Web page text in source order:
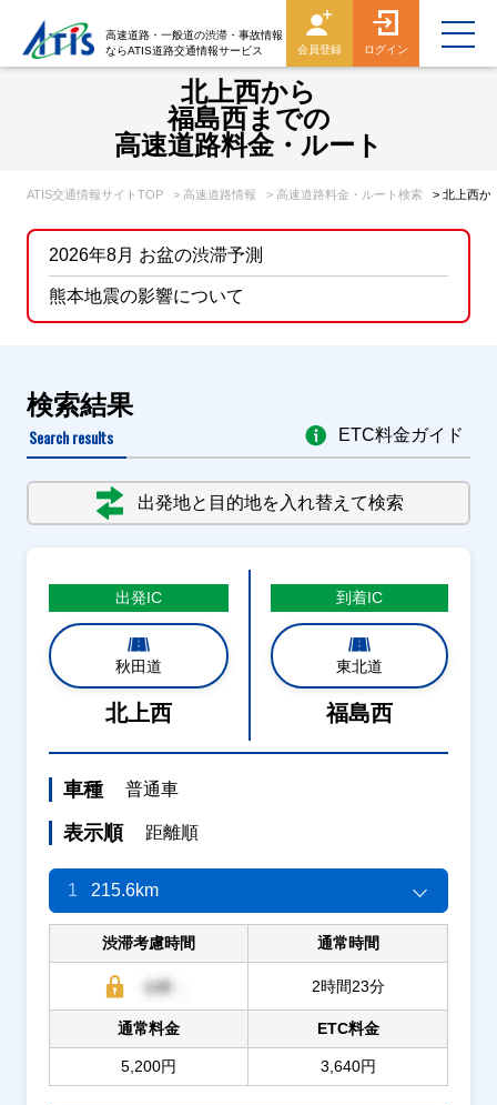
高速道路・一般道の渋滞・事故情報
ならATIS道路交通情報サービス
会員登録 ログイン
北上西から
福島西までの
高速道路料金・ルート
ATIS交通情報サイトTOP > 高速道路情報 > 高速道路料金・ルート検索 > 北上西か
2026年8月 お盆の渋滞予測
熊本地震の影響について
検索結果
Search results
出発地と目的地を入れ替えて検索
ETC料金ガイド
出発IC
秋田道
北上西
到着IC
東北道
福島西
車種 普通車
表示順 距離順
1 215.6km
渋滞考慮時間 通常時間
2時間23分
通常料金
5,200円
ETC料金
3,640円